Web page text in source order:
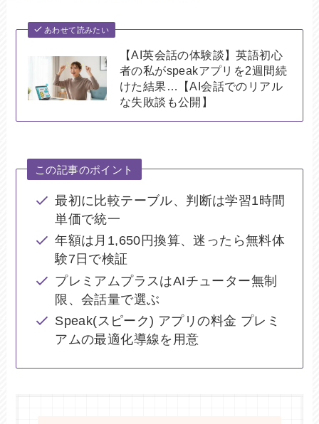
あわせて読みたい
【AI英会話の体験談】英語初心
者の私がspeakアプリを2週間続
けた結果…【AI会話でのリアル
な失敗談も公開】
この記事のポイント
最初に比較テーブル、判断は学習1時間
単価で統一
年額は月1,650円換算、迷ったら無料体
験7日で検証
プレミアムプラスはAIチューター無制
限、会話量で選ぶ
Speak(スピーク) アプリの料金 プレミ
アムの最適化導線を用意